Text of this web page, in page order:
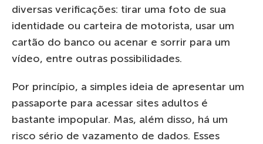
diversas verificações: tirar uma foto de sua
identidade ou carteira de motorista, usar um
cartão do banco ou acenar e sorrir para um
vídeo, entre outras possibilidades.
Por princípio, a simples ideia de apresentar um
passaporte para acessar sites adultos é
bastante impopular. Mas, além disso, há um
risco sério de vazamento de dados. Esses